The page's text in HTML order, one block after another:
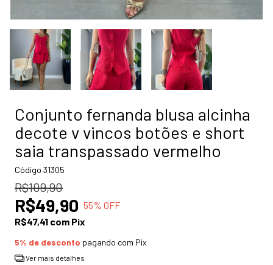
Conjunto fernanda blusa alcinha
decote v vincos botões e short
saia transpassado vermelho
Código 31305
R$109,90
R$49,90 55% OFF
R$47,41 com Pix
5% de desconto pagando com Pix
Ver mais detalhes